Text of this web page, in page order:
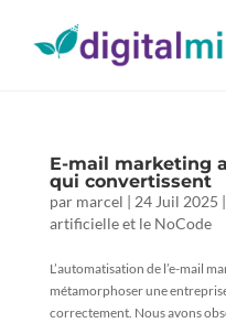
E-mail marketing
qui convertissent
par marcel | 24 Juil 2025 |
artificielle et le NoCode
L’automatisation de l’e-mail
métamorphoser une
correctement. Nous avons